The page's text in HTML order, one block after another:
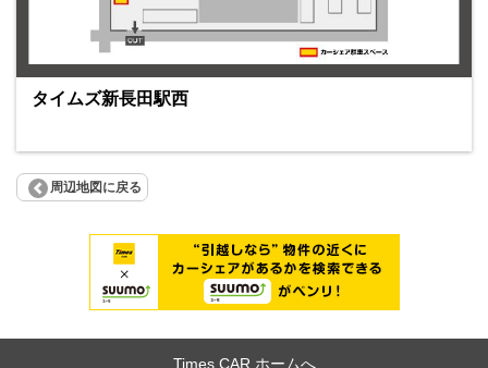
タイムズ新長田駅西
周辺地図に戻る
Times CAR ホームへ